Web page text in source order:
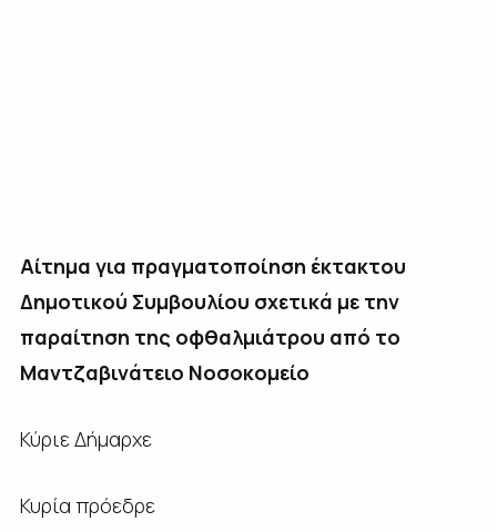
Αίτημα για πραγματοποίηση έκτακτου
Δημοτικού Συμβουλίου σχετικά με την
παραίτηση της οφθαλμιάτρου από το
Μαντζαβινάτειο Νοσοκομείο
Κύριε Δήμαρχε
Κυρία πρόεδρε